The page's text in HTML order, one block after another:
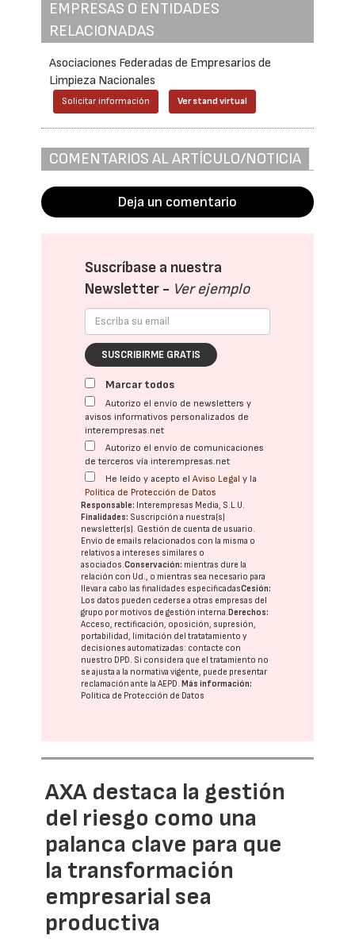
EMPRESAS O ENTIDADES
RELACIONADAS
Asociaciones Federadas de Empresarios de
Limpieza Nacionales
Solicitar información Ver stand virtual
COMENTARIOS AL ARTÍCULO/NOTICIA
Deja un comentario
Suscríbase a nuestra
Newsletter - Ver ejemplo
SUSCRIBIRME GRATIS
Marcar todos
Autorizo el envío de newsletters y
avisos informativos personalizados de
interempresas.net
Autorizo el envío de comunicaciones
de terceros vía interempresas.net
He leído y acepto elAviso Legal y la
Política de Protección de Datos
Responsable: Interempresas Media, S.L.U.
Finalidades: Suscripción a nuestra(s)
newsletter(s). Gestión de cuenta de usuario.
Envío de emails relacionados con la misma o
relativos a intereses similares o
asociados.Conservación: mientras dure la
relación con Ud., o mientras sea necesario para
llevar a cabo las finalidades especificadasCesión:
Los datos pueden cederse a otras empresas del
grupo por motivos de gestión interna.Derechos:
Acceso, rectificación, oposición, supresión,
portabilidad, limitación del tratatamiento y
decisiones automatizadas: contacte con
nuestro DPD. Si considera que el tratamiento no
se ajusta a la normativa vigente, puede presentar
reclamación ante laAEPD.Más información:
Política de Protección de Datos
AXA destaca la gestión
del riesgo como una
palanca clave para que
la transformación
empresarial sea
productiva